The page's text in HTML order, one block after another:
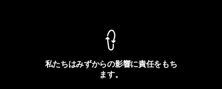
私たちはみずからの影響に責任をもち
ます。